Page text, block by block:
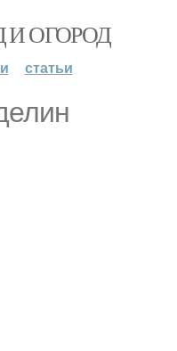
И ОГОРОД
статьи